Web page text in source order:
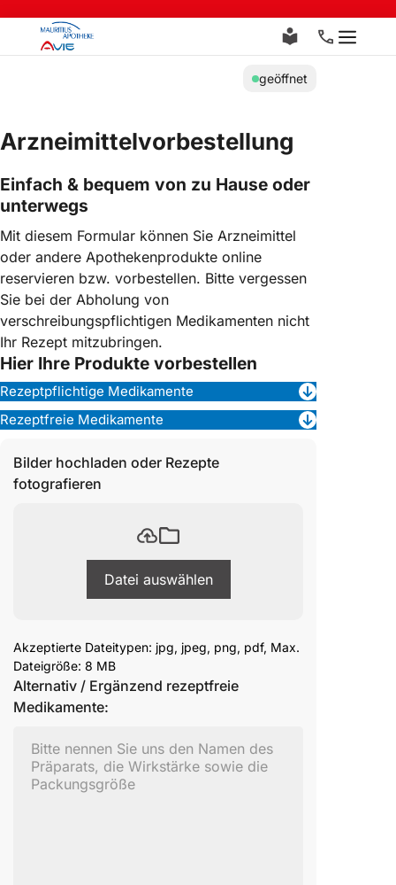
springen
Menü
geöffnet
Arzneimittelvorbestellung
Einfach & bequem von zu Hause oder
unterwegs
Mit diesem Formular können Sie Arzneimittel
oder andere Apothekenprodukte online
reservieren bzw. vorbestellen. Bitte vergessen
Sie bei der Abholung von
verschreibungspflichtigen Medikamenten nicht
Ihr Rezept mitzubringen.
Hier Ihre Produkte vorbestellen
Rezeptpflichtige Medikamente
Rezeptfreie Medikamente
Bilder hochladen oder Rezepte
fotografieren
Datei auswählen
Akzeptierte Dateitypen: jpg, jpeg, png, pdf, Max.
Dateigröße: 8 MB
Alternativ / Ergänzend rezeptfreie
Medikamente: